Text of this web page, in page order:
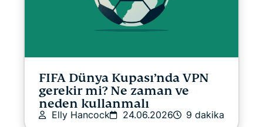
FIFA Dünya Kupası’nda VPN
gerekir mi? Ne zaman ve
neden kullanmalı
Elly Hancock 24.06.2026 9 dakika